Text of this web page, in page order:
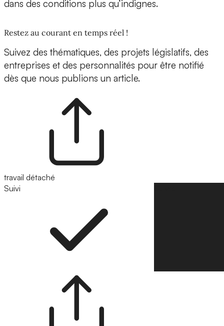
dans des conditions plus qu’indignes.
Restez au courant en temps réel !
Suivez des thématiques, des projets législatifs, des
entreprises et des personnalités pour être notifié
dès que nous publions un article.
travail détaché
Suivi